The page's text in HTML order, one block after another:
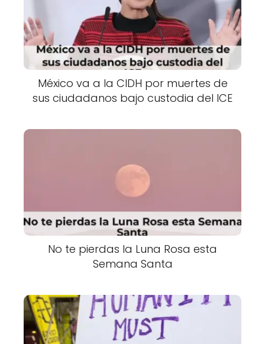
México va a la CIDH por muertes de
sus ciudadanos bajo custodia del ICE
No te pierdas la Luna Rosa esta
Semana Santa